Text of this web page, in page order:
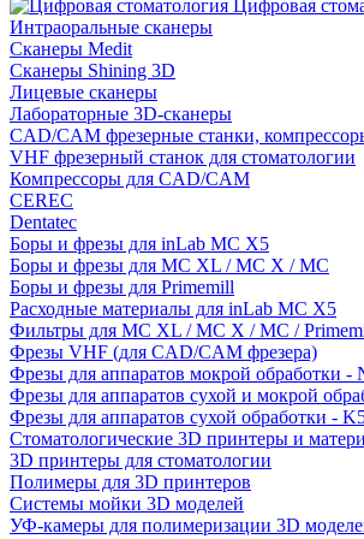
Цифровая
Интраоральные сканеры
Сканеры Medit
Сканеры Shining 3D
Лицевые сканеры
Лабораторные 3D-сканеры
CAD/CAM фрезерные станки,
VHF фрезерный станок для стоматологии
Компрессоры для CAD/CAM
CEREC
Dentatec
Боры и фрезы для inLab MC X5
Боры и фрезы для MC XL / MC X / MC
Боры и фрезы для Primemill
Расходные материалы для inLab MC X5
Фильтры для MC XL / MC X / MC /
Фрезы VHF (для CAD/CAM фрезера)
Фрезы для аппаратов мокрой обработки
Фрезы для аппаратов сухой и мокрой
Фрезы для аппаратов сухой обработки -
Стоматологические 3D принтеры и
3D принтеры для стоматологии
Полимеры для 3D принтеров
Системы мойки 3D моделей
УФ-камеры для полимеризации 3D